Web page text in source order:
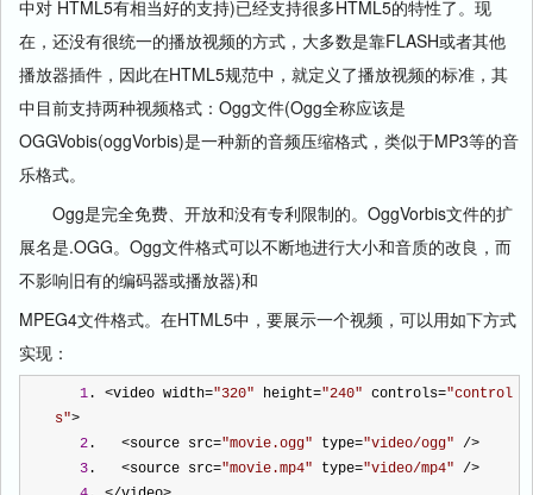
中对 HTML5有相当好的支持)已经支持很多HTML5的特性了。现
在，还没有很统一的播放视频的方式，大多数是靠FLASH或者其他
播放器插件，因此在HTML5规范中，就定义了播放视频的标准，其
中目前支持两种视频格式：Ogg文件(Ogg全称应该是
OGGVobis(oggVorbis)是一种新的音频压缩格式，类似于MP3等的音
乐格式。
Ogg是完全免费、开放和没有专利限制的。OggVorbis文件的扩
展名是.OGG。Ogg文件格式可以不断地进行大小和音质的改良，而
不影响旧有的编码器或播放器)和
MPEG4文件格式。在HTML5中，要展示一个视频，可以用如下方式
实现：
1. <video width="320" height="240" controls="control
s">
2. <source src="movie.ogg" type="video/ogg" />
3. <source src="movie.mp4" type="video/mp4" />